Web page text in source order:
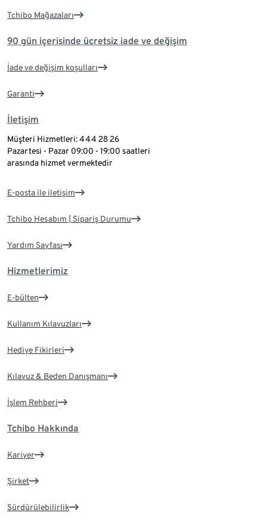
Tchibo Mağazaları
90 gün içerisinde ücretsiz iade ve değişim
İade ve değişim koşulları
Garanti
İletişim
Müşteri Hizmetleri: 444 28 26
Pazartesi - Pazar 09:00 - 19:00 saatleri
arasında hizmet vermektedir
E-posta ile iletişim
Tchibo Hesabım | Sipariş Durumu
Yardım Sayfası
Hizmetlerimiz
E-bülten
Kullanım Kılavuzları
Hediye Fikirleri
Kılavuz & Beden Danışmanı
İşlem Rehberi
Tchibo Hakkında
Kariyer
Şirket
Sürdürülebilirlik